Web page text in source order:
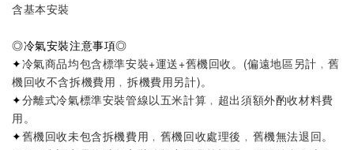
含基本安裝
◎冷氣安裝注意事項◎
✦冷氣商品均包含標準安裝+運送+舊機回收。 (偏遠地區另計﹐舊
機回收不含拆機費用﹐拆機費用另計)。
✦分離式冷氣標準安裝管線以五米計算 ﹐超出須額外酌收材料費
用。
✦舊機回收未包含拆機費用﹐舊機回收處理後﹐舊機無法退回。